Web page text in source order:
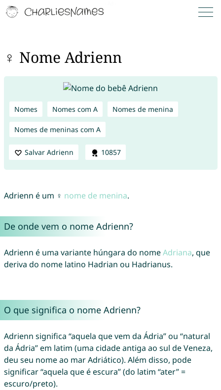
♀ Nome Adrienn
Nomes Nomes com A Nomes de menina
Nomes de meninas com A
Salvar Adrienn 10857
Adrienn é um ♀ nome de menina.
De onde vem o nome Adrienn?
Adrienn é uma variante húngara do nomeAdriana, que
deriva do nome latino Hadrian ou Hadrianus.
O que significa o nome Adrienn?
Adrienn significa “aquela que vem da Ádria” ou “natural
da Ádria” em latim (uma cidade antiga ao sul de Veneza,
deu seu nome ao mar Adriático). Além disso, pode
significar “aquela que é escura” (do latim “ater” =
escuro/preto).